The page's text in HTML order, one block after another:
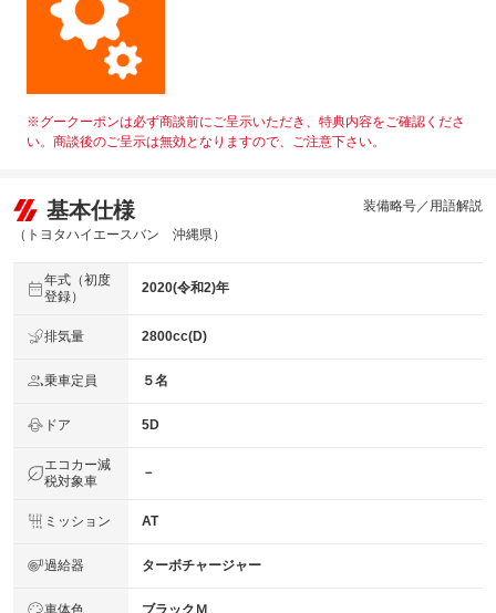
※グークーポンは必ず商談前にご呈示いただき、特典内容をご確認くださ
い。商談後のご呈示は無効となりますので、ご注意下さい。
基本仕様
（トヨタハイエースバン 沖縄県）
装備略号／用語解説
年式（初度
登録）
2020(令和2)年
排気量 2800cc(D)
乗車定員 ５名
ドア 5D
エコカー減
税対象車
－
ミッション AT
過給器 ターボチャージャー
車体色 ブラックＭ